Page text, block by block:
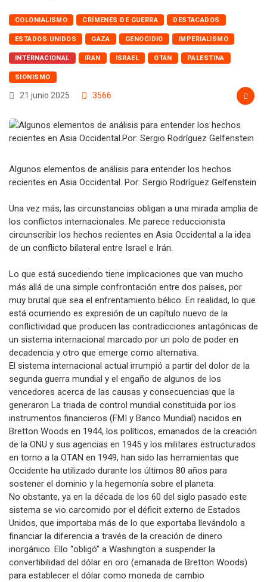
COLONIALISMO CRÍMENES DE GUERRA DESTACADOS
ESTADOS UNIDOS GAZA GENOCIDIO IMPERIALISMO
INTERNACIONAL IRAN ISRAEL OTAN PALESTINA
SIONISMO
21 junio 2025 3566
Algunos elementos de análisis para entender los hechos
recientes en Asia Occidental. Por: Sergio Rodríguez Gelfenstein
Una vez más, las circunstancias obligan a una mirada amplia de
los conflictos internacionales. Me parece reduccionista
circunscribir los hechos recientes en Asia Occidental a la idea
de un conflicto bilateral entre Israel e Irán.
Lo que está sucediendo tiene implicaciones que van mucho
más allá de una simple confrontación entre dos países, por
muy brutal que sea el enfrentamiento bélico. En realidad, lo que
está ocurriendo es expresión de un capítulo nuevo de la
conflictividad que producen las contradicciones antagónicas de
un sistema internacional marcado por un polo de poder en
decadencia y otro que emerge como alternativa.
El sistema internacional actual irrumpió a partir del dolor de la
segunda guerra mundial y el engaño de algunos de los
vencedores acerca de las causas y consecuencias que la
generaron La triada de control mundial constituida por los
instrumentos financieros (FMI y Banco Mundial) nacidos en
Bretton Woods en 1944, los políticos, emanados de la creación
de la ONU y sus agencias en 1945 y los militares estructurados
en torno a la OTAN en 1949, han sido las herramientas que
Occidente ha utilizado durante los últimos 80 años para
sostener el dominio y la hegemonía sobre el planeta.
No obstante, ya en la década de los 60 del siglo pasado este
sistema se vio carcomido por el déficit externo de Estados
Unidos, que importaba más de lo que exportaba llevándolo a
financiar la diferencia a través de la creación de dinero
inorgánico. Ello “obligó” a Washington a suspender la
convertibilidad del dólar en oro (emanada de Bretton Woods)
para establecer el dólar como moneda de cambio